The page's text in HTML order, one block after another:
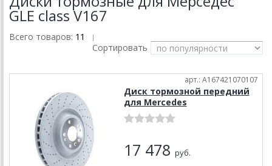
GLE class V167
Всего товаров: 11 |
Сортировать
арт.: A167421070107
Диск тормозной передний
для Mercedes
17 478 руб.